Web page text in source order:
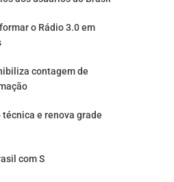
o Rádio 3.0 em
contagem de
e renova grade
com S